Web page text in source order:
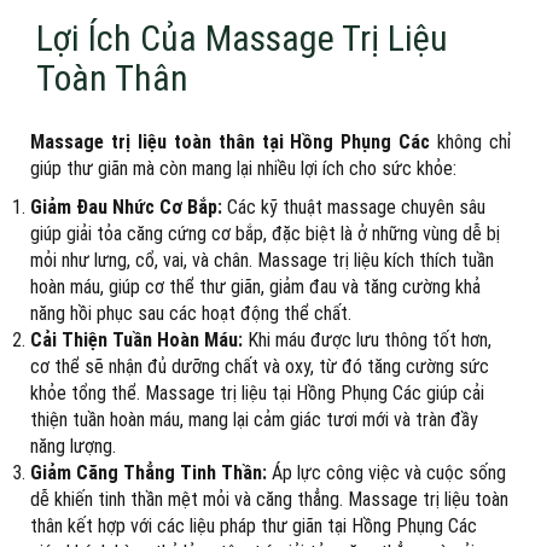
Lợi Ích Của Massage Trị Liệu
Toàn Thân
Massage trị liệu toàn thân tại Hồng Phụng Các không chỉ
giúp thư giãn mà còn mang lại nhiều lợi ích cho sức khỏe:
Giảm Đau Nhức Cơ Bắp: Các kỹ thuật massage chuyên sâu
giúp giải tỏa căng cứng cơ bắp, đặc biệt là ở những vùng dễ bị
mỏi như lưng, cổ, vai, và chân. Massage trị liệu kích thích tuần
hoàn máu, giúp cơ thể thư giãn, giảm đau và tăng cường khả
năng hồi phục sau các hoạt động thể chất.
Cải Thiện Tuần Hoàn Máu: Khi máu được lưu thông tốt hơn,
cơ thể sẽ nhận đủ dưỡng chất và oxy, từ đó tăng cường sức
khỏe tổng thể. Massage trị liệu tại Hồng Phụng Các giúp cải
thiện tuần hoàn máu, mang lại cảm giác tươi mới và tràn đầy
năng lượng.
Giảm Căng Thẳng Tinh Thần: Áp lực công việc và cuộc sống
dễ khiến tinh thần mệt mỏi và căng thẳng. Massage trị liệu toàn
thân kết hợp với các liệu pháp thư giãn tại Hồng Phụng Các